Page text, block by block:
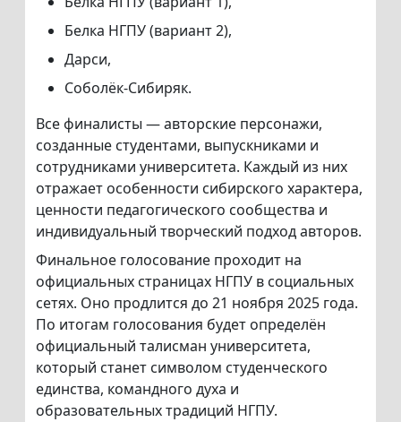
Белка НГПУ (вариант 2),
Дарси,
Соболёк-Сибиряк.
Все финалисты — авторские персонажи,
созданные студентами, выпускниками и
сотрудниками университета. Каждый из них
отражает особенности сибирского характера,
ценности педагогического сообщества и
индивидуальный творческий подход авторов.
Финальное голосование проходит на
официальных страницах НГПУ в социальных
сетях. Оно продлится до 21 ноября 2025 года.
По итогам голосования будет определён
официальный талисман университета,
который станет символом студенческого
единства, командного духа и
образовательных традиций НГПУ.